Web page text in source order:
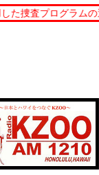
ラムの運用を開始